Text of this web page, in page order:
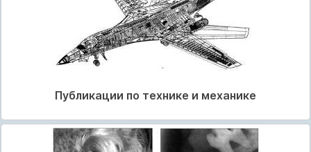
Публикации по технике и механике